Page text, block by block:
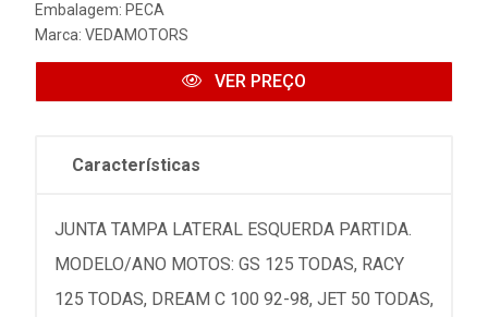
Embalagem: PECA
Marca: VEDAMOTORS
VER PREÇO
Características
JUNTA TAMPA LATERAL ESQUERDA PARTIDA.
MODELO/ANO MOTOS: GS 125 TODAS, RACY
125 TODAS, DREAM C 100 92-98, JET 50 TODAS,